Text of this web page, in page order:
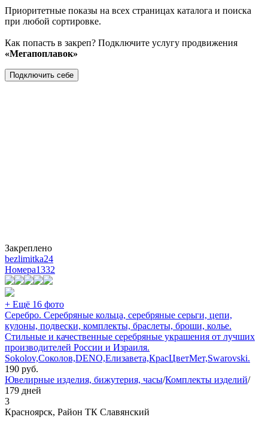
Приоритетные показы на всех страницах каталога и поиска
при любой сортировке.
Как попасть в закреп? Подключите услугу продвижения
«Мегапоплавок»
Подключить себе
Закреплено
bezlimitka24
Номера1332
+ Ещё 16 фото
Серебро. Серебряные кольца, серебряные серьги, цепи,
кулоны, подвески, комплекты, браслеты, броши, колье.
Стильные и качественные серебряные украшения от лучших
производителей России и Израиля.
Sokolov,Соколов,DENO,Елизавета,КрасЦветМет,Swarovski.
190 руб.
Ювелирные изделия, бижутерия, часы/Комплекты изделий/
179 дней
3
Красноярск, Район ТК Славянский